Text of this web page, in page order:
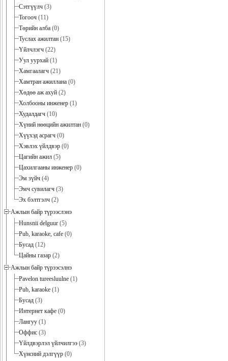
Сэтгүүлч (3)
Тогооч (11)
Төрийн алба (0)
Туслах ажилтан (15)
Үйлчлэгч (22)
Уул уурхай (1)
Хамгаалагч (21)
Хамтран ажиллана (0)
Хөдөө аж ахуй (2)
Холбооны инженер (1)
Худалдагч (10)
Хүний нөөцийн ажилтан (0)
Хүүхэд асрагч (0)
Хэвлэх үйлдвэр (0)
Цагийн ажил (5)
Цахилгааны инженер (0)
Эм зүйч (4)
Эмч сувилагч (3)
Эх бэлтгэлч (2)
Ажлын байр түрээслэнэ
Hunsnii delguur (5)
Pub, karaoke, cafe (0)
Бусад (12)
Цайны газар (2)
Ажлын байр түрээсэлнэ
Pavelon tureesluulne (1)
Pub, karaoke (1)
Бусад (3)
Интернет кафе (0)
Лангуу (1)
Оффис (3)
Үйлдвэрлэл үйлчилгээ (3)
Хүнсний дэлгүүр (0)